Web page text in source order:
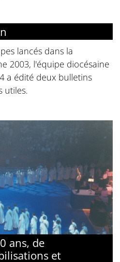
lancés dans la
2003, l'équipe diocésaine
a édité deux bulletins
utiles.
ans, de
et